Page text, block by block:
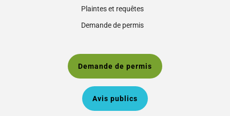
Plaintes et requêtes
Demande de permis
Demande de permis
Avis publics